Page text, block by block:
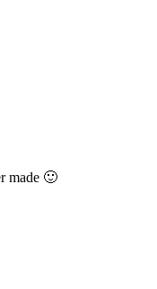
made 🙂